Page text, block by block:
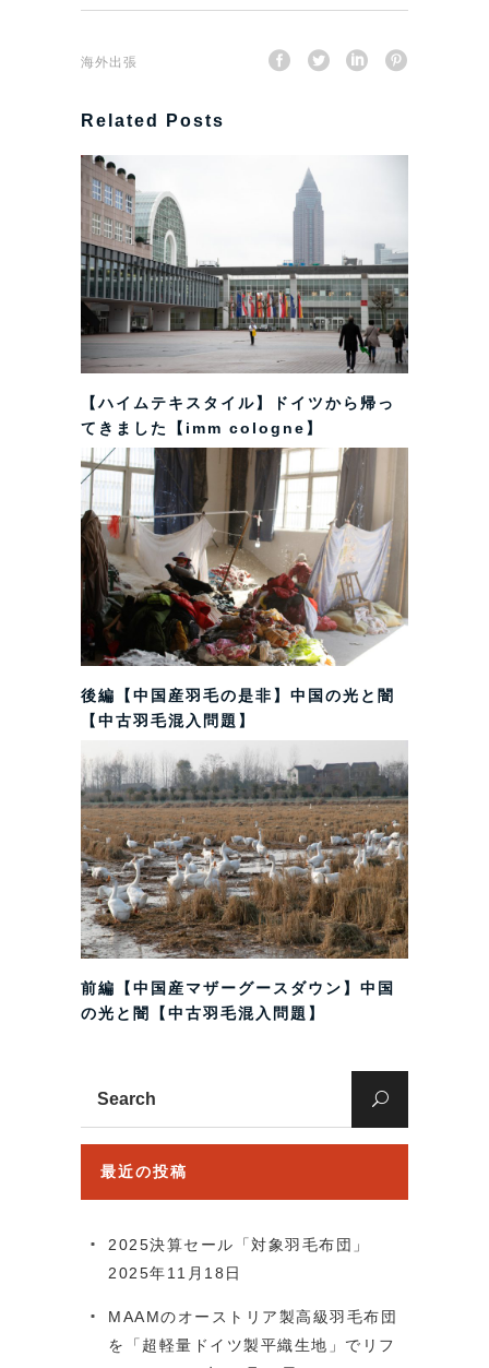
海外出張
Related Posts
【ハイムテキスタイル】ドイツから帰っ
てきました【imm cologne】
後編【中国産羽毛の是非】中国の光と闇
【中古羽毛混入問題】
前編【中国産マザーグースダウン】中国
の光と闇【中古羽毛混入問題】
最近の投稿
2025決算セール「対象羽毛布団」
2025年11月18日
MAAMのオーストリア製高級羽毛布団
を「超軽量ドイツ製平織生地」でリフ